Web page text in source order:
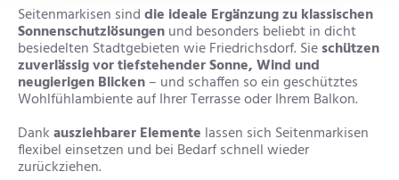
Seitenmarkisen sinddie ideale Ergänzung zu klassischen
Sonnenschutzlösungenund besonders beliebt in dicht
besiedelten Stadtgebieten wie Friedrichsdorf. Sieschützen
zuverlässig vor tiefstehender Sonne, Wind und
neugierigen Blicken– und schaffen so ein geschütztes
Wohlfühlambiente auf Ihrer Terrasse oder Ihrem Balkon.
Dankausziehbarer Elemente lassen sich Seitenmarkisen
flexibel einsetzen und bei Bedarf schnell wieder
zurückziehen.